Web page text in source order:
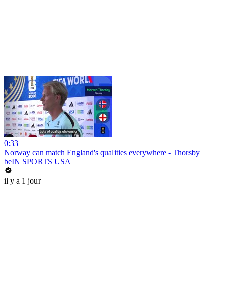
0:33
Norway can match England's qualities everywhere - Thorsby
beIN SPORTS USA
il y a 1 jour